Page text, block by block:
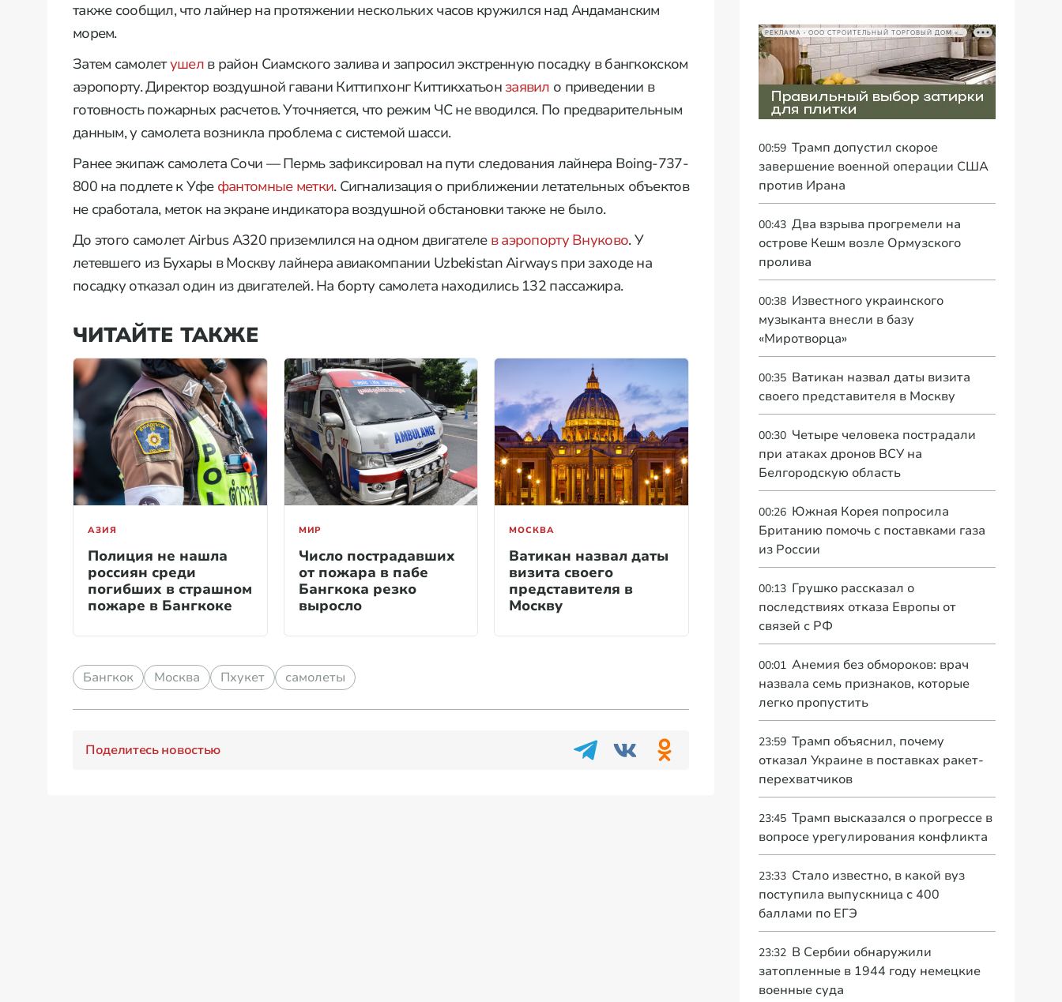
также сообщил, что лайнер на протяжении нескольких часов кружился над Андаманским
морем.
Затем самолетушел в район Сиамского залива и запросил экстренную посадку в бангкокском
аэропорту. Директор воздушной гавани Киттипхонг Киттикхатьон заявил о приведении в
готовность пожарных расчетов. Уточняется, что режим ЧС не вводился. По предварительным
данным, у самолета возникла проблема с системой шасси.
Ранее экипаж самолета Сочи — Пермь зафиксировал на пути следования лайнера Boing-737-
800 на подлете к Уфе фантомные метки. Сигнализация о приближении летательных объектов
не сработала, меток на экране индикатора воздушной обстановки также не было.
До этого самолет Airbus A320 приземлился на одном двигателе в аэропорту Внуково. У
летевшего из Бухары в Москву лайнера авиакомпании Uzbekistan Airways при заходе на
посадку отказал один из двигателей. На борту самолета находились 132 пассажира.
ЧИТАЙТЕ ТАКЖЕ
АЗИЯ
Полиция не нашла
россиян среди
погибших в страшном
пожаре в Бангкоке
МИР
Число пострадавших
от пожара в пабе
Бангкока резко
выросло
МОСКВА
Ватикан назвал даты
визита своего
представителя в
Москву
Бангкок Москва Пхукет самолеты
Поделитесь новостью
00:59 Трамп допустил скорое
завершение военной операции США
против Ирана
00:43 Два взрыва прогремели на
острове Кешм возле Ормузского
пролива
00:38 Известного украинского
музыканта внесли в базу
«Миротворца»
00:35 Ватикан назвал даты визита
своего представителя в Москву
00:30 Четыре человека пострадали
при атаках дронов ВСУ на
Белгородскую область
00:26 Южная Корея попросила
Британию помочь с поставками газа
из России
00:13 Грушко рассказал о
последствиях отказа Европы от
связей с РФ
00:01 Анемия без обмороков: врач
назвала семь признаков, которые
легко пропустить
23:59 Трамп объяснил, почему
отказал Украине в поставках ракет-
перехватчиков
23:45 Трамп высказался о прогрессе в
вопросе урегулирования конфликта
23:33 Стало известно, в какой вуз
поступила выпускница с 400
баллами по ЕГЭ
23:32 В Сербии обнаружили
затопленные в 1944 году немецкие
военные суда